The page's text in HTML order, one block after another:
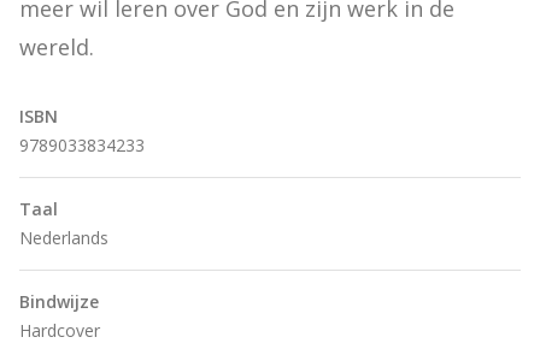
meer wil leren over God en zijn werk in de
wereld.
ISBN
9789033834233
Taal
Nederlands
Bindwijze
Hardcover